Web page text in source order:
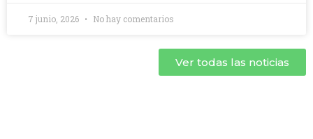
7 junio, 2026 No hay comentarios
Ver todas las noticias